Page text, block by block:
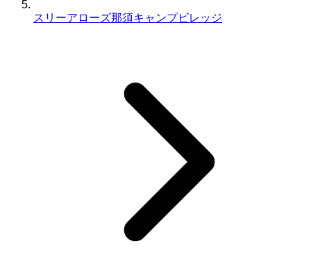
スリーアローズ那須キャンプビレッジ